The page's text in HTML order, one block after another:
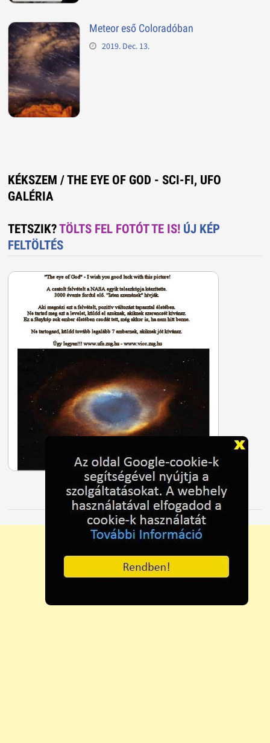
Meteor eső Coloradóban
2019. Dec. 13.
KÉKSZEM / THE EYE OF GOD - SCI-FI, UFO
GALÉRIA
TETSZIK?TÖLTS FEL FOTÓT TE IS! ÚJ KÉP
FELTÖLTÉS